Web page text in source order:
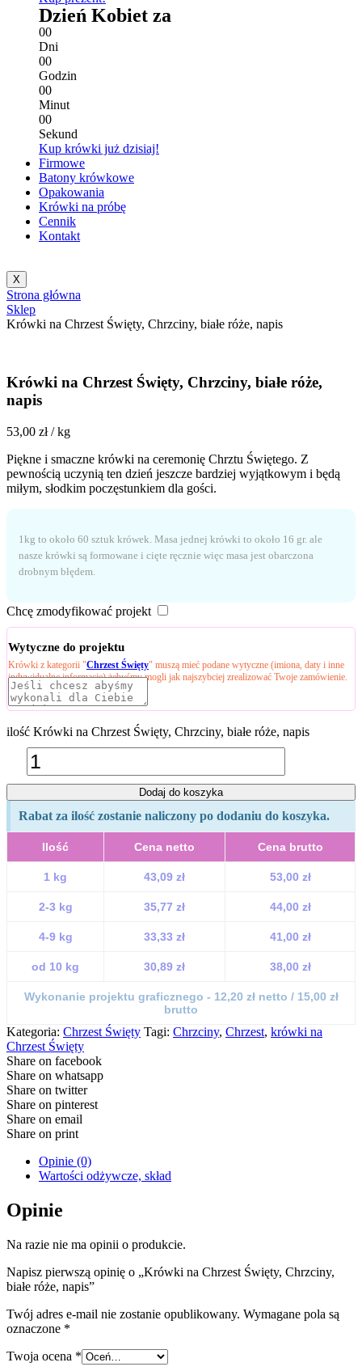
Dzień Kobiet za
00
Dni
00
Godzin
00
Minut
00
Sekund
Kup krówki już dzisiaj!
Firmowe
Batony krówkowe
Opakowania
Krówki na próbę
Cennik
Kontakt
X
Strona główna
Sklep
Krówki na Chrzest Święty, Chrzciny, białe róże, napis
Krówki na Chrzest Święty, Chrzciny, białe róże,
napis
53,00 zł / kg
Piękne i smaczne krówki na ceremonię Chrztu Świętego. Z
pewnością uczynią ten dzień jeszcze bardziej wyjątkowym i będą
miłym, słodkim poczęstunkiem dla gości.
1kg to około 60 sztuk krówek. Masa jednej krówki to około 16 gr. ale
nasze krówki są formowane i cięte ręcznie więc masa jest obarczona
drobnym błędem.
Chcę zmodyfikować projekt
Wytyczne do projektu
Krówki z kategorii "Chrzest Święty" muszą mieć podane wytyczne (imiona, daty i inne
indywidualne informacje) żebyśmy mogli jak najszybciej zrealizować Twoje zamówienie.
ilość Krówki na Chrzest Święty, Chrzciny, białe róże, napis
Dodaj do koszyka
Rabat za ilość zostanie naliczony po dodaniu do koszyka.
Ilość Cena netto Cena brutto
1 kg 43,09 zł 53,00 zł
2-3 kg 35,77 zł 44,00 zł
4-9 kg 33,33 zł 41,00 zł
od 10 kg 30,89 zł 38,00 zł
Wykonanie projektu graficznego - 12,20 zł netto / 15,00 zł
brutto
Kategoria: Chrzest Święty Tagi: Chrzciny, Chrzest, krówki na
Chrzest Święty
Share on facebook
Share on whatsapp
Share on twitter
Share on pinterest
Share on email
Share on print
Opinie (0)
Wartości odżywcze, skład
Opinie
Na razie nie ma opinii o produkcie.
Napisz pierwszą opinię o „Krówki na Chrzest Święty, Chrzciny,
białe róże, napis”
Twój adres e-mail nie zostanie opublikowany. Wymagane pola są
oznaczone *
Twoja ocena *